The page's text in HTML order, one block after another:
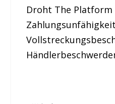
Droht The Platform